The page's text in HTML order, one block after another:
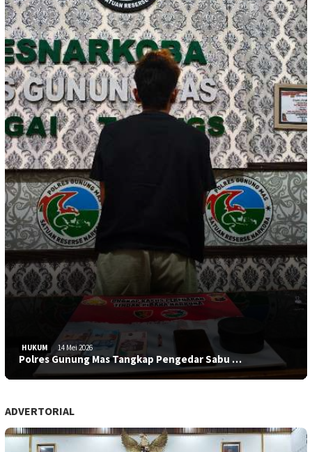
HUKUM 14 Mei 2026
Polres Gunung Mas Tangkap Pengedar Sabu …
ADVERTORIAL